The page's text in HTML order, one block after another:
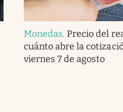
Monedas. Precio del
cuánto abre la
viernes 7 de agosto